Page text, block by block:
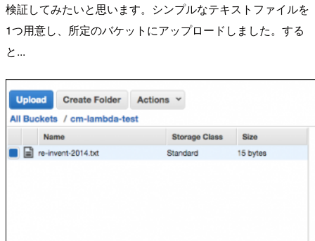
検証してみたいと思います。シンプルなテキストファイルを
1つ用意し、所定のバケットにアップロードしました。する
と...